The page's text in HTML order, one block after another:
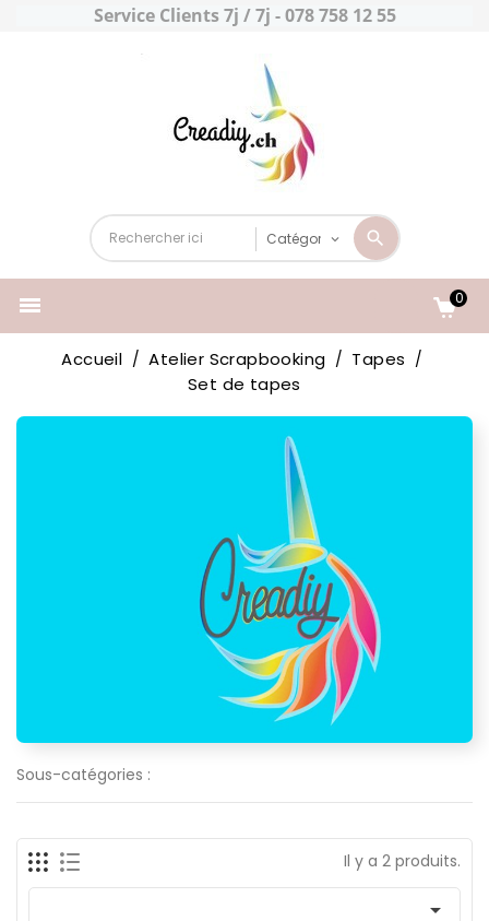
Service Clients 7j / 7j - 078 758 12 55
 0
Accueil Atelier Scrapbooking
Tapes
Set de tapes
Sous-catégories :
Il y a 2 produits.
